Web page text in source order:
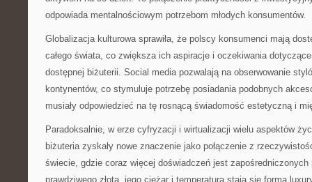
odpowiada mentalnościowym potrzebom młodych konsumentów.
Globalizacja kulturowa sprawiła, że polscy konsumenci mają
całego świata, co zwiększa ich aspiracje i oczekiwania
dostępnej biżuterii. Social media pozwalają na obserwowanie
kontynentów, co stymuluje potrzebę posiadania podobnych
musiały odpowiedzieć na tę rosnącą świadomość estetyczną i
Paradoksalnie, w erze cyfryzacji i wirtualizacji wielu aspektów
biżuteria zyskały nowe znaczenie jako połączenie z
świecie, gdzie coraz więcej doświadczeń jest
prawdziwego złota, jego ciężar i temperatura stają się formą